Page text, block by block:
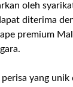
oleh
diterima
premium
yang